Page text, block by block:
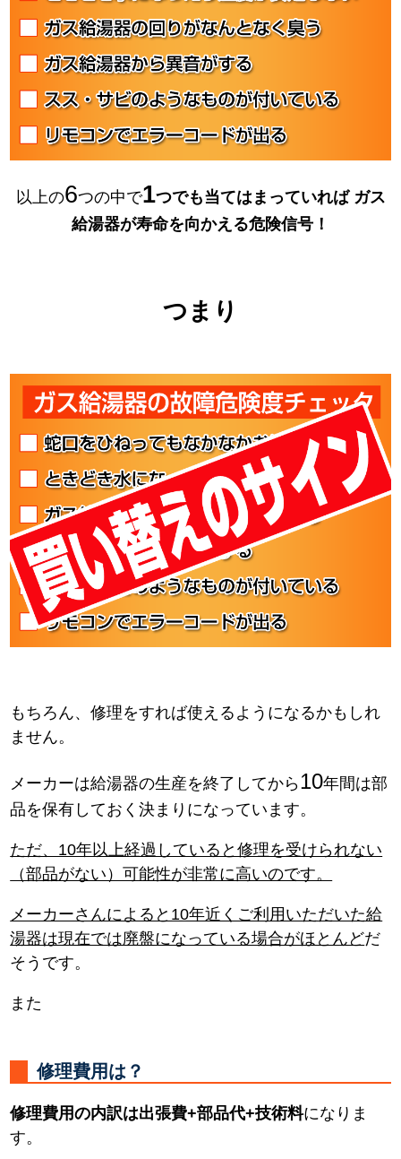
以上の6つの中で1つでも当てはまっていればガス
給湯器が寿命を向かえる危険信号！
つまり
もちろん、修理をすれば使えるようになるかもしれ
ません。
メーカーは給湯器の生産を終了してから10年間は部
品を保有しておく決まりになっています。
ただ、10年以上経過していると修理を受けられない
（部品がない）可能性が非常に高いのです。
メーカーさんによると10年近くご利用いただいた給
湯器は現在では廃盤になっている場合がほとんどだ
そうです。
また
修理費用は？
修理費用の内訳は出張費+部品代+技術料になりま
す。